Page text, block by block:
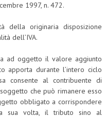
1997, n. 472.
della originaria disposizione
dell’IVA.
ad oggetto il valore aggiunto
apporta durante l’intero ciclo
consente al contribuente di
che può rimanere esso
obbligato a corrispondere
a sua volta, il tributo sino al